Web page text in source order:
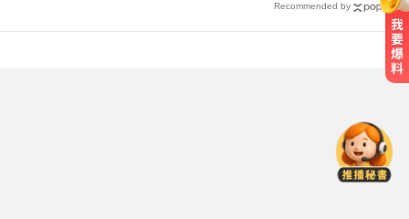
Recommended by